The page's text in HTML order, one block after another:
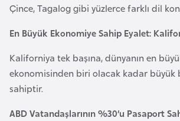
Çince, Tagalog gibi yüzlerce farklı dil
En Büyük Ekonomiye Sahip Eyalet:
Kaliforniya tek başına, dünyanın en
ekonomisinden biri olacak kadar büyük
sahiptir.
ABD Vatandaşlarının %30’u Pasaport
g
o
B
u
l
g